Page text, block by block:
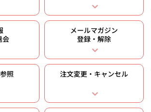
会
メールマガジン
登録・解除
照 注文変更・キャンセル